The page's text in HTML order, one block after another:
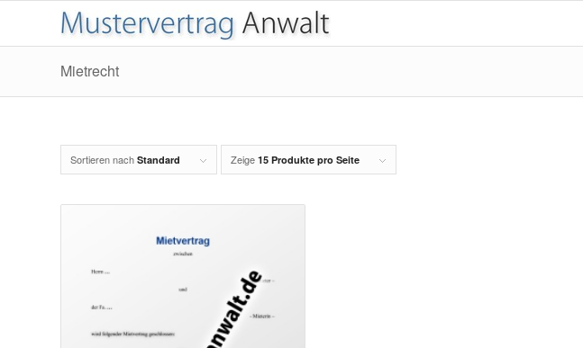
Mietrecht
Sortieren nach Standard Zeige 15 Produkte pro Seite